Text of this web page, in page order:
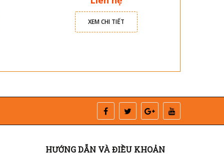
XEM CHI TIẾT
HƯỚNG DẪN VÀ ĐIỀU KHOẢN